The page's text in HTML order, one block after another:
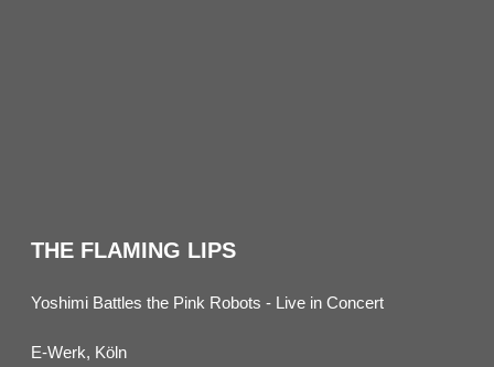
THE FLAMING LIPS
Yoshimi Battles the Pink Robots - Live in Concert
E-Werk, Köln